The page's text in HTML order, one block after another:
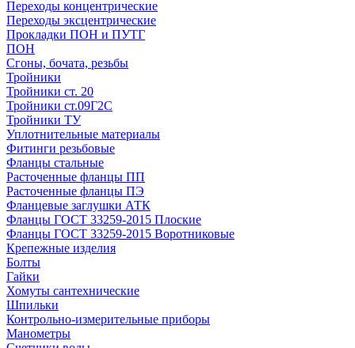
Переходы концентрические
Переходы эксцентрические
Прокладки ПОН и ПУТГ
ПОН
Сгоны, бочата, резьбы
Тройники
Тройники ст. 20
Тройники ст.09Г2С
Тройники ТУ
Уплотнительные материалы
Фитинги резьбовые
Фланцы стальные
Расточенные фланцы ПП
Расточенные фланцы ПЭ
Фланцевые заглушки АТК
Фланцы ГОСТ 33259-2015 Плоские
Фланцы ГОСТ 33259-2015 Воротниковые
Крепежные изделия
Болты
Гайки
Хомуты сантехнические
Шпильки
Контрольно-измерительные приборы
Манометры